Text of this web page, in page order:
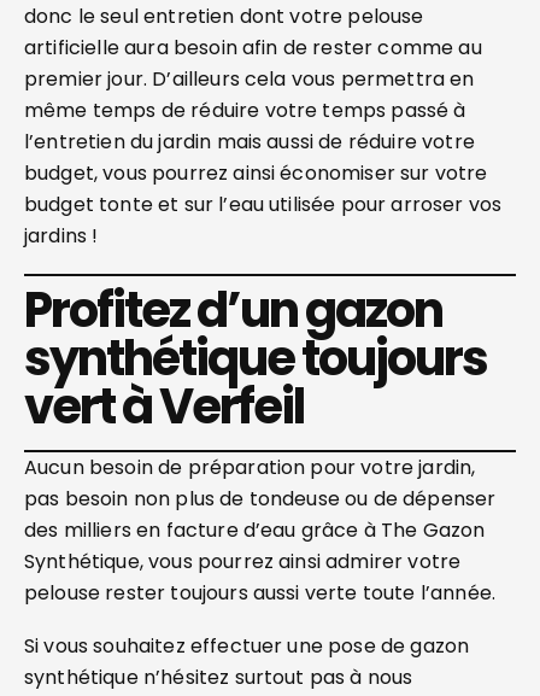
donc le seul entretien dont votre pelouse
artificielle aura besoin afin de rester comme au
premier jour. D’ailleurs cela vous permettra en
même temps de réduire votre temps passé à
l’entretien du jardin mais aussi de réduire votre
budget, vous pourrez ainsi économiser sur votre
budget tonte et sur l’eau utilisée pour arroser vos
jardins !
Profitez d’un gazon
synthétique toujours
vert à Verfeil
Aucun besoin de préparation pour votre jardin,
pas besoin non plus de tondeuse ou de dépenser
des milliers en facture d’eau grâce à The Gazon
Synthétique, vous pourrez ainsi admirer votre
pelouse rester toujours aussi verte toute l’année.
Si vous souhaitez effectuer une pose de gazon
synthétique n’hésitez surtout pas à nous